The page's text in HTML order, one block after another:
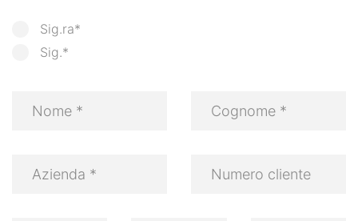
Sig.ra*
Sig.*